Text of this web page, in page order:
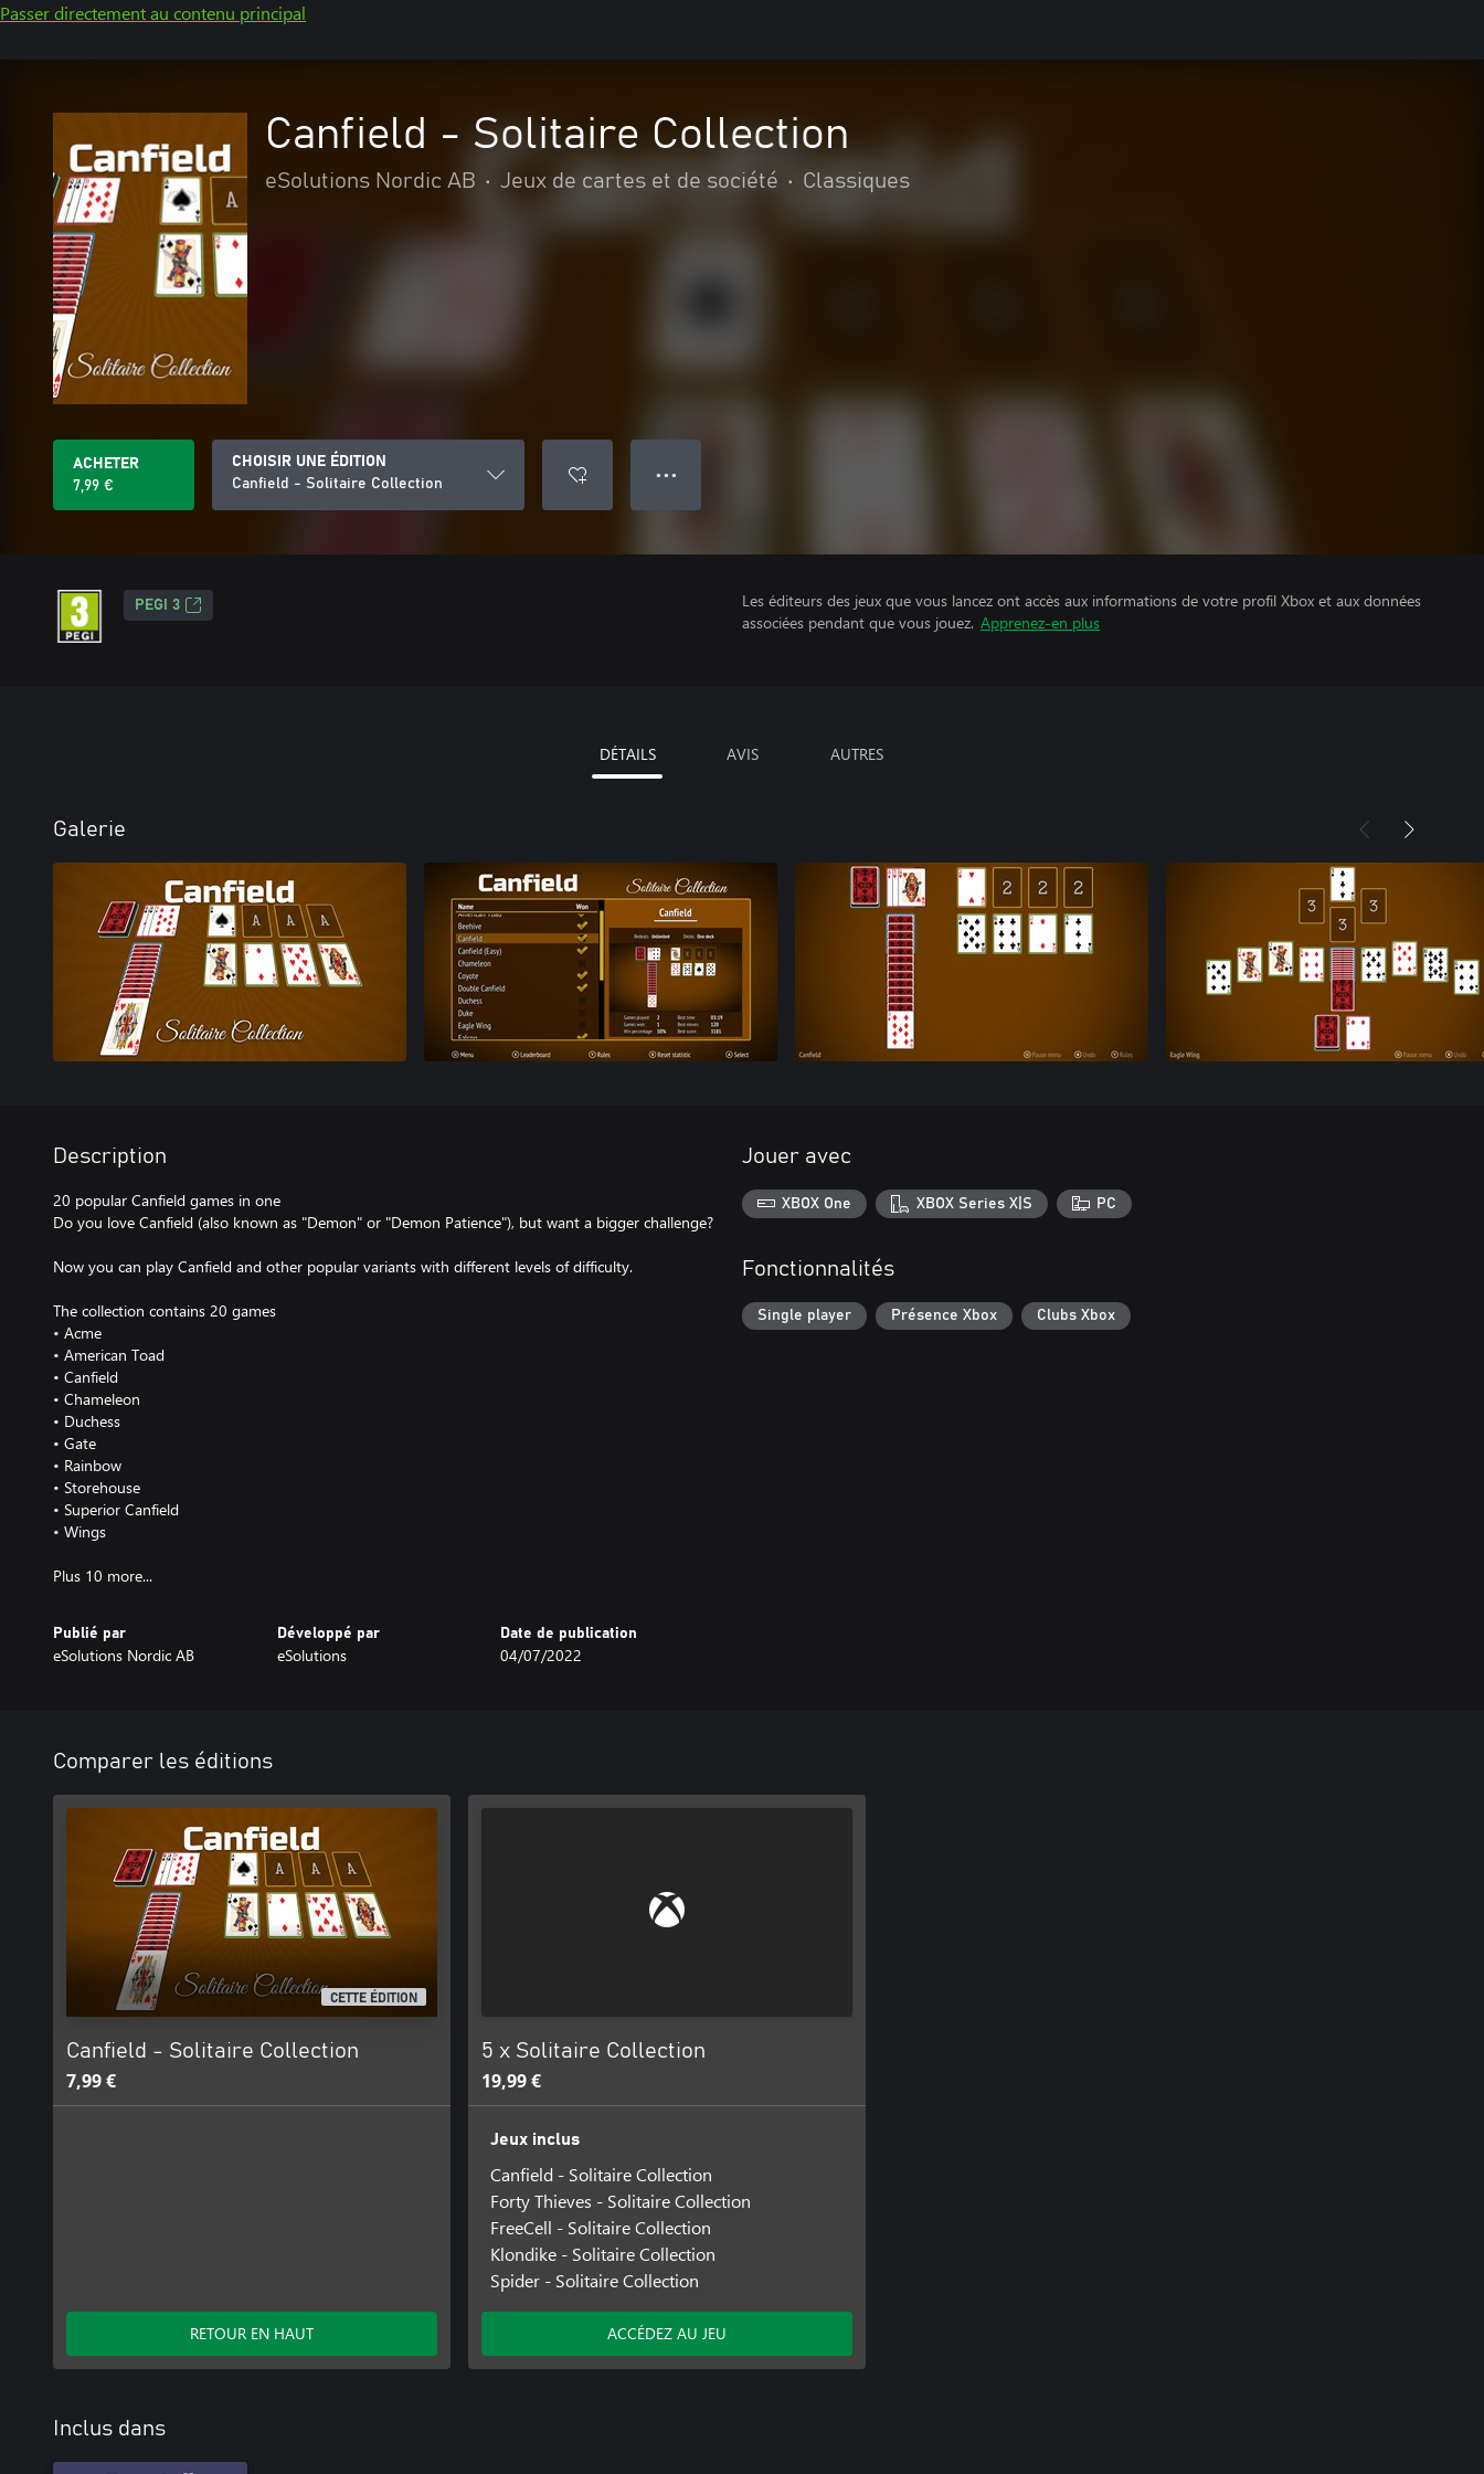
Passer directement au contenu principal
Canfield - Solitaire Collection
eSolutions Nordic AB • Jeux de cartes et de société • Classiques
ACHETER
7,99 €
CHOISIR UNE ÉDITION
Canfield - Solitaire Collection
● ● ●
PEGI 3
Les éditeurs des jeux que vous lancez ont accès aux informations de votre profil Xbox et aux données
associées pendant que vous jouez. Apprenez-en plus
DÉTAILS AVIS AUTRES
Galerie
Description
20 popular Canfield games in one
Do you love Canfield (also known as "Demon" or "Demon Patience"), but want a bigger challenge?
Now you can play Canfield and other popular variants with different levels of difficulty.
The collection contains 20 games
• Acme
• American Toad
• Canfield
• Chameleon
• Duchess
• Gate
• Rainbow
• Storehouse
• Superior Canfield
• Wings
Publié par
eSolutions Nordic AB
Développé par
eSolutions
Date de publication
04/07/2022
Jouer avec
XBOX One XBOX Series X|S PC
Fonctionnalités
Single player Présence Xbox Clubs Xbox
Comparer les éditions
CETTE ÉDITION
Canfield - Solitaire Collection
7,99 €
RETOUR EN HAUT
5 x Solitaire Collection
19,99 €
Jeux inclus
Canfield - Solitaire Collection
Forty Thieves - Solitaire Collection
FreeCell - Solitaire Collection
Klondike - Solitaire Collection
Spider - Solitaire Collection
ACCÉDEZ AU JEU
Inclus dans